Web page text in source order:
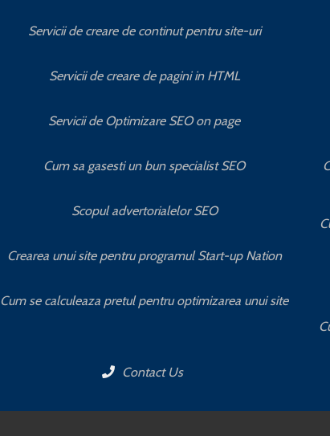
Servicii de creare de continut pentru site-uri
Servicii de creare de pagini in HTML
Servicii de Optimizare SEO on page
Cum sa gasesti un bun specialist SEO
Scopul advertorialelor SEO
Crearea unui site pentru programul Start-up Nation
Cum se calculeaza pretul pentru optimizarea unui site
Contact Us